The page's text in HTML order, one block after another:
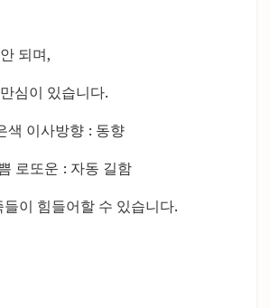
되며,
심이 있습니다.
색 이사방향 : 동향
로또운 : 자동 길함
이 힘들어할 수 있습니다.